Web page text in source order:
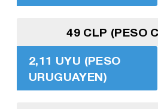
49 CLP (PESO
2,11 UYU (PESO
URUGUAYEN)